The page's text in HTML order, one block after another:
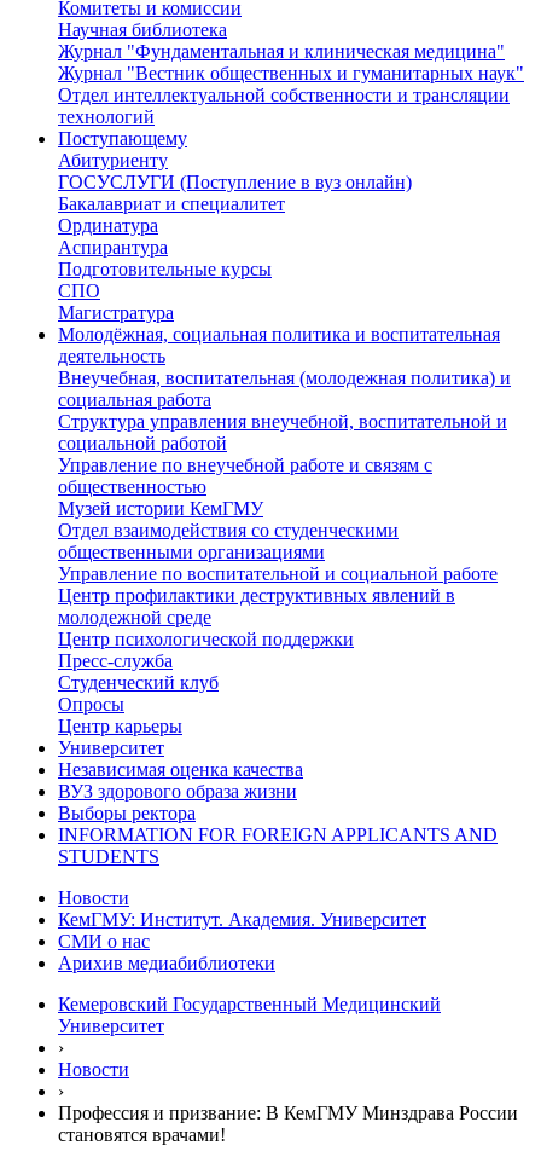
Комитеты и комиссии
Научная библиотека
Журнал "Фундаментальная и клиническая медицина"
Журнал "Вестник общественных и гуманитарных наук"
Отдел интеллектуальной собственности и трансляции
технологий
Поступающему
Абитуриенту
ГОСУСЛУГИ (Поступление в вуз онлайн)
Бакалавриат и специалитет
Ординатура
Аспирантура
Подготовительные курсы
СПО
Магистратура
Молодёжная, социальная политика и воспитательная
деятельность
Внеучебная, воспитательная (молодежная политика) и
социальная работа
Структура управления внеучебной, воспитательной и
социальной работой
Управление по внеучебной работе и связям с
общественностью
Музей истории КемГМУ
Отдел взаимодействия со студенческими
общественными организациями
Управление по воспитательной и социальной работе
Центр профилактики деструктивных явлений в
молодежной среде
Центр психологической поддержки
Пресс-служба
Студенческий клуб
Опросы
Центр карьеры
Университет
Независимая оценка качества
ВУЗ здорового образа жизни
Выборы ректора
INFORMATION FOR FOREIGN APPLICANTS AND
STUDENTS
Новости
КемГМУ: Институт. Академия. Университет
СМИ о нас
Арихив медиабиблиотеки
Кемеровский Государственный Медицинский
Университет
›
Новости
›
Профессия и призвание: В КемГМУ Минздрава России
становятся врачами!